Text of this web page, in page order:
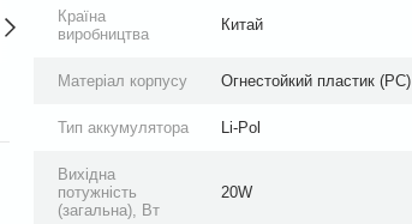
Країна
виробництва
Китай
Матеріал корпусу Огнестойкий пластик (PC)
Тип аккумулятора Li-Pol
Вихідна
потужність
(загальна), Вт
20W